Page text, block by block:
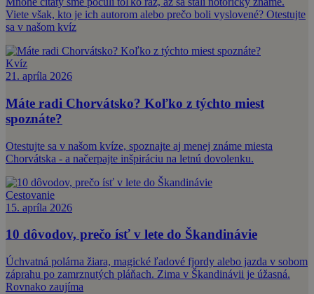
Viete však, kto je ich autorom alebo prečo boli vyslovené? Otestujte
sa v našom kvíz
Kvíz
21. apríla 2026
Máte radi Chorvátsko? Koľko z týchto miest
spoznáte?
Otestujte sa v našom kvíze, spoznajte aj menej známe miesta
Chorvátska - a načerpajte inšpiráciu na letnú dovolenku.
Cestovanie
15. apríla 2026
10 dôvodov, prečo ísť v lete do Škandinávie
Úchvatná polárna žiara, magické ľadové fjordy alebo jazda v sobom
záprahu po zamrznutých pláňach. Zima v Škandinávii je úžasná.
Rovnako zaujíma